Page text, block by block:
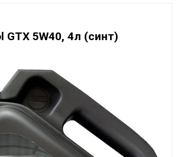
GTX 5W40, 4л (синт)